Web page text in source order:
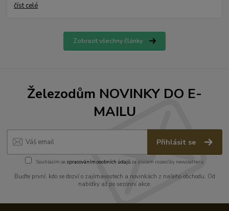
číst celé
Zobrazit všechny články
Železodům NOVINKY DO E-
MAILU
Přihlásit se
Souhlasím se zpracováním osobních údajůza účelem rozesílky newsletteru.
Buďte první, kdo se dozví o zajímavostech a novinkách z našeho obchodu. Od
nabídky až po sezónní akce.